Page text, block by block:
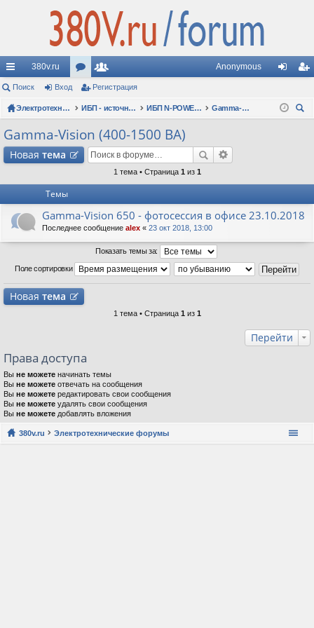
с
ы
лк
380v.ru
ор
ум
ы
ол
ьз
ов
ат
Anonymous
д ис
Поиск Вход Регистрация
Электротехнические форумы ИБП - источники бесперебойного питания ИБП N-POWER: новые модели (презентации, фотосессии, обзоры)
Gamma-Vision (400-1500 ВА)
Gamma-Vision (400-1500 ВА)
Новая тема
1 тема • Страница 1 из 1
Темы
Gamma-Vision 650 - фотосессия в офисе 23.10.2018
Последнее сообщение alex « 23 окт 2018, 13:00
Показать темы за:
Поле сортировки
Новая тема
1 тема • Страница 1 из 1
Перейти
Права доступа
Вы не можете начинать темы
Вы не можете отвечать на сообщения
Вы не можете редактировать свои сообщения
Вы не можете удалять свои сообщения
Вы не можете добавлять вложения
380v.ru Электротехнические форумы